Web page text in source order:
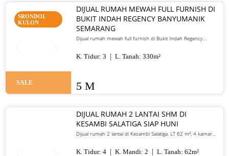
SRONDOL
KULON
SALE
DIJUAL RUMAH MEWAH FULL FURNISH DI
BUKIT INDAH REGENCY BANYUMANIK
SEMARANG
Dijual rumah mewah full furnish di Bukit Indah Regency
premium. Harga 5 M nego
K. Tidur: 3 L. Tanah: 330m²
5 M
DIJUAL RUMAH 2 LANTAI SHM DI
KESAMBI SALATIGA SIAP HUNI
Dijual rumah 2 lantai di Kesambi Salatiga. LT 62 m², 4 kamar
K. Tidur: 4 K. Mandi: 2 L. Tanah: 62m²